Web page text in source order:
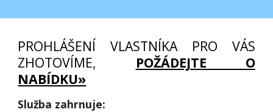
PROHLÁŠENÍ VLASTNÍKA PRO VÁS
ZHOTOVÍME, POŽÁDEJTE O
NABÍDKU»
Služba zahrnuje: